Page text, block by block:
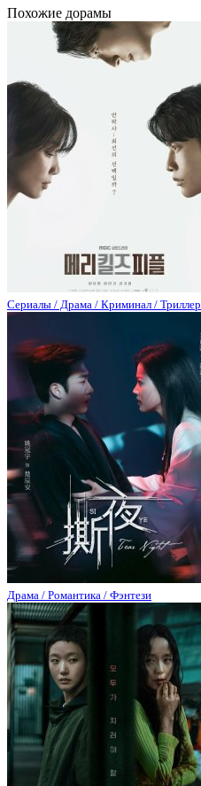
Похожие дорамы
Сериалы / Драма / Криминал / Триллер
Драма / Романтика / Фэнтези